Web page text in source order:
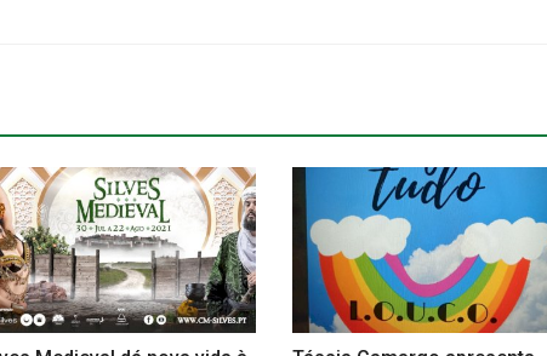
dia...
Revista Descla Jul 21, 2020 3811